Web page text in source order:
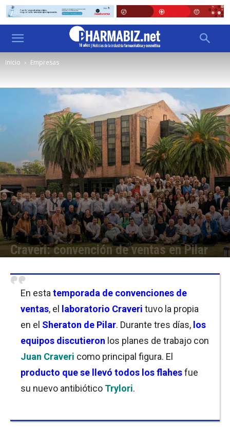
Inicio Empresas
Craveri: convención de ventas en Pilar
En esta temporada de convenciones de
ventas, el laboratorio Craveri tuvo la propia
en el Sheraton de Pilar. Durante tres días, los
equipos discutieron los planes de trabajo con
Juan Craveri como principal figura. El
producto que se llevó todos los flahesfue
su nuevo antibiótico Trylori.